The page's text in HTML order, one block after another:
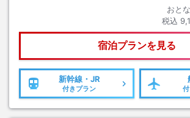
おと
税込
宿泊プランを見る
新幹線・JR
付きプラン